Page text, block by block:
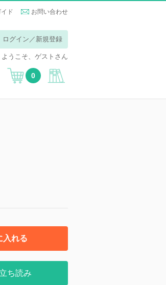
ド お問い合わせ
ログイン／新規登録
ようこそ、ゲストさん
0
入れる
ち読み